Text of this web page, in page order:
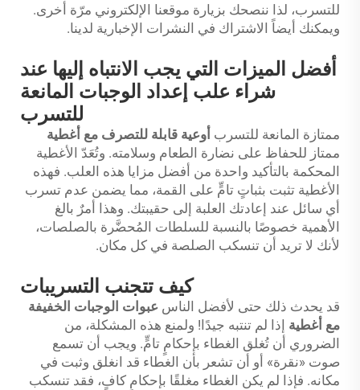
للتسرب، لذا ننصحك بزيارة موقعنا الإلكتروني مرّة أخرى.
ويمكنك أيضاً الاشتراك في النشرات الإخبارية لدينا.
أفضل الميزات التي يجب الانتباه إليها عند
شراء علب إعداد الوجبات المانعة
للتسرب
ممتازة المانعة للتسرب أوعية قابلة للتصرف مع أغطية
ممتاز للحفاظ على نضارة الطعام وسلامته. وتُعَدّ الأغطية
المحكمة بالتأكيد واحدة من أفضل مزايا هذه العلب. فهذه
الأغطية تثبت بثباتٍ تامٍّ على القمة، مما يضمن عدم تسرب
أي سائل عند إعادتك العلبة إلى حقيبتك. وهذا أمرٌ بالغ
الأهمية خصوصًا بالنسبة للسلطات المُحضَّرة بالصلصات،
لأنك لا تريد أن تنسكب الصلصة في كل مكان.
كيف تتجنب التسريبات
قد يحدث ذلك حتى لأفضل الناس عبوات الوجبات الخفيفة
مع أغطية إذا لم تنتبه جيدًا! ولمنع هذه المشكلة، من
الضروري أن تُغلق الغطاء بإحكامٍ تامٍّ. ويجب أن تسمع
صوت «نقرة» أو أن تشعر بأن الغطاء قد انغلق وثبت في
مكانه. فإذا لم يكن الغطاء مغلقًا بإحكامٍ كافٍ، فقد تنسكب